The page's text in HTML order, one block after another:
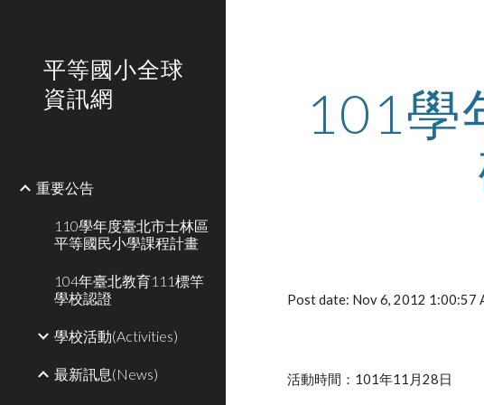
平等國小全球
資訊網
重要公告
110學年度臺北市士林區
平等國民小學課程計畫
104年臺北教育111標竿
學校認證
學校活動(Activities)
最新訊息(News)
101學
Post date: Nov 6, 2012 1:00:57
活動時間：101年11月28日